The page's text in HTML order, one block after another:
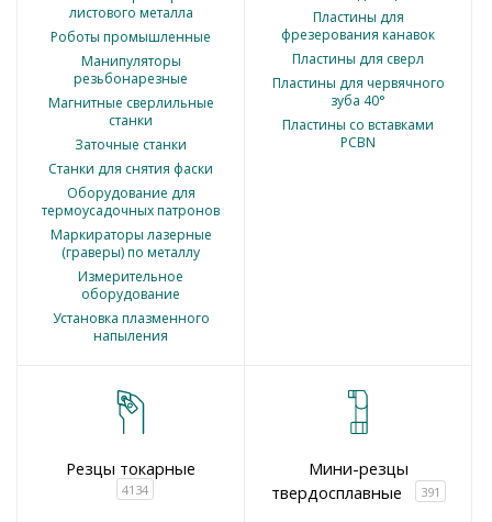
листового металла
Роботы промышленные
Манипуляторы
резьбонарезные
Магнитные сверлильные
станки
Заточные станки
Станки для снятия фаски
Оборудование для
термоусадочных патронов
Маркираторы лазерные
(граверы) по металлу
Измерительное
оборудование
Установка плазменного
напыления
Пластины для
фрезерования канавок
Пластины для сверл
Пластины для червячного
зуба 40°
Пластины со вставками
PCBN
Резцы токарные
4134
Мини-резцы
твердосплавные
391